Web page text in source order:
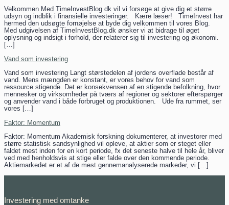
Velkommen Med TimeInvestBlog.dk vil vi forsøge at give dig et større
udsyn og indblik i finansielle investeringer. Kære læser! TimeInvest har
hermed den udsøgte fornøjelse at byde dig velkommen til vores Blog.
Med udgivelsen af TimeInvestBlog.dk ønsker vi at bidrage til øget
oplysning og indsigt i forhold, der relaterer sig til investering og økonomi.
[…]
Vand som investering
Vand som investering Langt størstedelen af jordens overflade består af
vand. Mens mængden er konstant, er vores behov for vand som
ressource stigende. Det er konsekvensen af en stigende befolkning, hvor
mennesker og virksomheder på tværs af regioner og sektorer efterspørger
og anvender vand i både forbruget og produktionen. Ude fra rummet, ser
vores […]
Faktor: Momentum
Faktor: Momentum Akademisk forskning dokumenterer, at investorer med
større statistisk sandsynlighed vil opleve, at aktier som er steget eller
faldet mest inden for en kort periode, fx det seneste halve til hele år, bliver
ved med henholdsvis at stige eller falde over den kommende periode.
Aktiemarkedet er et af de mest gennemanalyserede markeder, vi […]
Investering med omtanke